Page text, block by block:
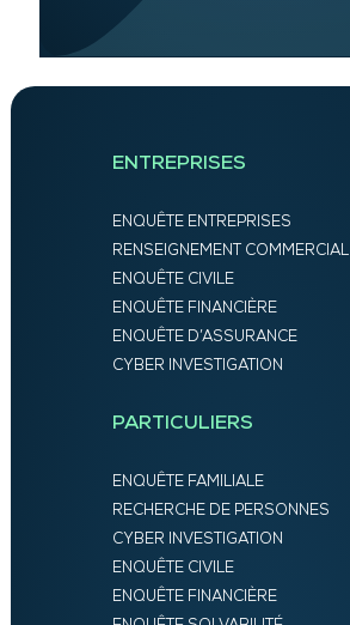
ENTREPRISES
ENQUÊTE ENTREPRISES
RENSEIGNEMENT COMMERCIAL
ENQUÊTE CIVILE
ENQUÊTE FINANCIÈRE
ENQUÊTE D’ASSURANCE
CYBER INVESTIGATION
PARTICULIERS
ENQUÊTE FAMILIALE
RECHERCHE DE PERSONNES
CYBER INVESTIGATION
ENQUÊTE CIVILE
ENQUÊTE FINANCIÈRE